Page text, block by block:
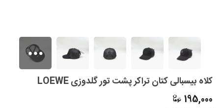
کلاه بیسبالی کتان تراکر پشت تور گلدوزی LOEWE
195,000